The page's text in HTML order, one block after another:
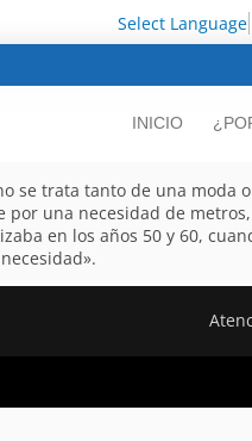
Select Language
INICIO
se trata tanto de una
una necesidad de
en los años 50 y 60,